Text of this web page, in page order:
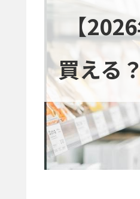
【
買える